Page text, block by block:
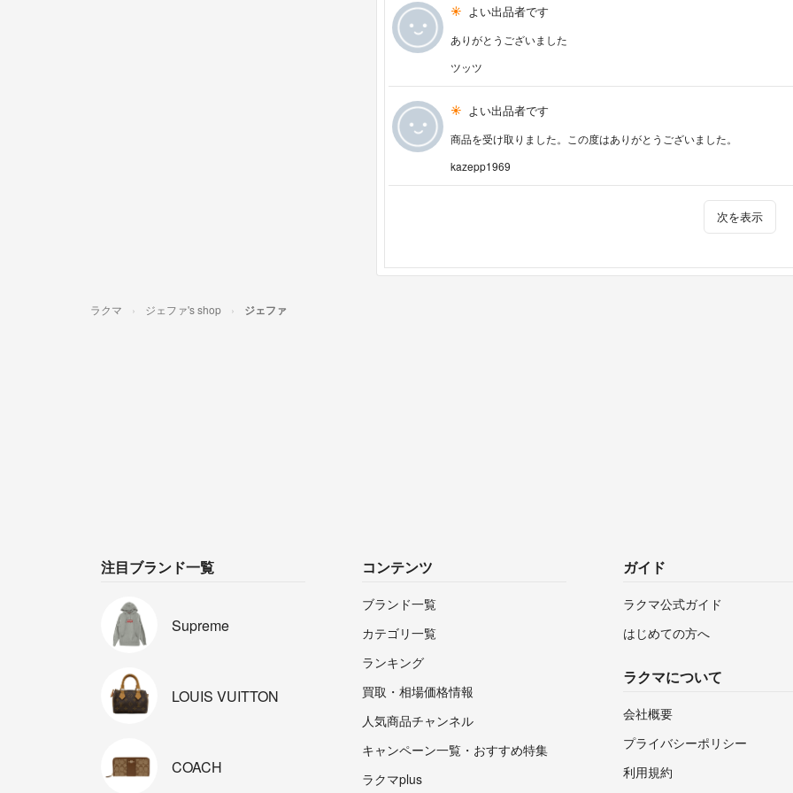
よい出品者です
ありがとうございました
ツッツ
よい出品者です
商品を受け取りました。この度はありがとうございました。
kazepp1969
次を表示
ラクマ ジェファ's shop ジェファ
注目ブランド一覧
Supreme
LOUIS VUITTON
COACH
コンテンツ
ブランド一覧
カテゴリ一覧
ランキング
買取・相場価格情報
人気商品チャンネル
キャンペーン一覧・おすすめ特集
ラクマplus
ガイド
ラクマ公式ガイド
はじめての方へ
ラクマについて
会社概要
プライバシーポリシー
利用規約